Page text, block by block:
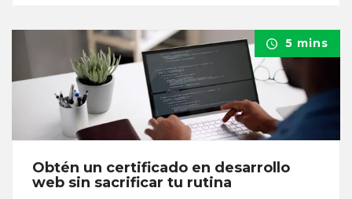
5 mins
Obtén un certificado en desarrollo
web sin sacrificar tu rutina